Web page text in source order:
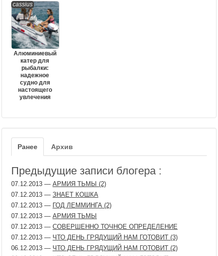
cassius
Алюминиевый
катер для
рыбалки:
надежное
судно для
настоящего
увлечения
Ранее Архив
Предыдущие записи блогера :
07.12.2013 — АРМИЯ ТЬМЫ (2)
07.12.2013 — ЗНАЕТ КОШКА
07.12.2013 — ГОД ЛЕММИНГА (2)
07.12.2013 — АРМИЯ ТЬМЫ
07.12.2013 — СОВЕРШЕННО ТОЧНОЕ ОПРЕДЕЛЕНИЕ
07.12.2013 — ЧТО ДЕНЬ ГРЯДУЩИЙ НАМ ГОТОВИТ (3)
06.12.2013 — ЧТО ДЕНЬ ГРЯДУЩИЙ НАМ ГОТОВИТ (2)